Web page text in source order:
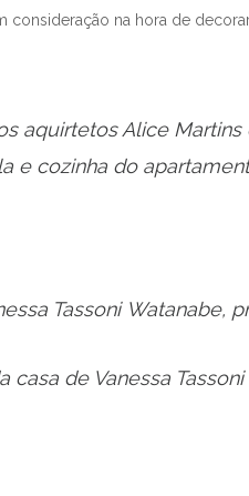
na hora de
aquirtetos Alice Martins
Tassoni